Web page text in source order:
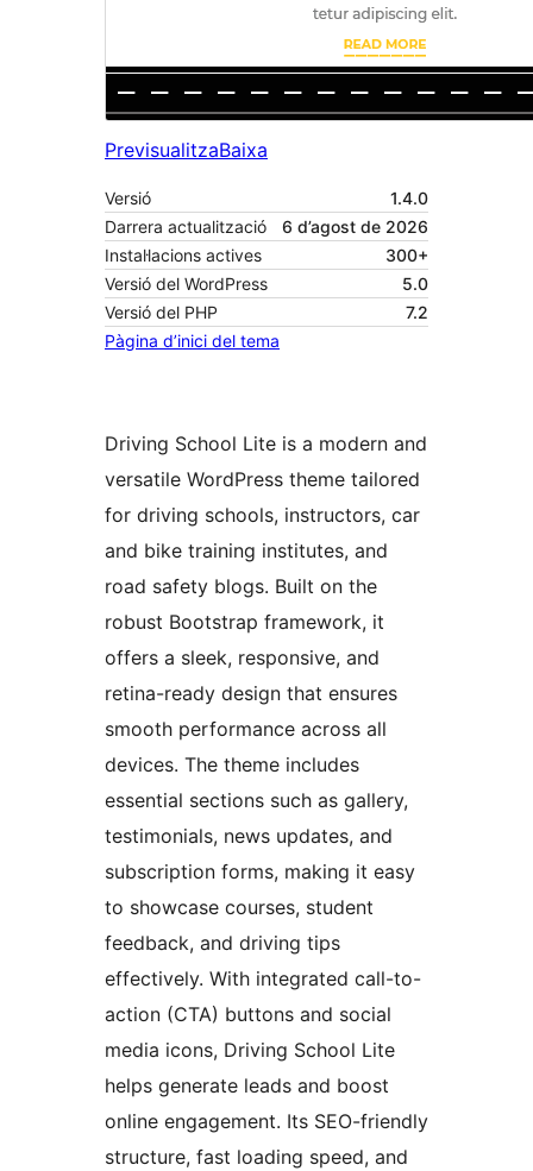
PrevisualitzaBaixa
Versió
1.4.0
Darrera actualització
6 d’agost de 2026
Instal·lacions actives
300+
Versió del WordPress
5.0
Versió del PHP
7.2
Pàgina d’inici del tema
Driving School Lite is a modern and
versatile WordPress theme tailored
for driving schools, instructors, car
and bike training institutes, and
road safety blogs. Built on the
robust Bootstrap framework, it
offers a sleek, responsive, and
retina-ready design that ensures
smooth performance across all
devices. The theme includes
essential sections such as gallery,
testimonials, news updates, and
subscription forms, making it easy
to showcase courses, student
feedback, and driving tips
effectively. With integrated call-to-
action (CTA) buttons and social
media icons, Driving School Lite
helps generate leads and boost
online engagement. Its SEO-friendly
structure, fast loading speed, and